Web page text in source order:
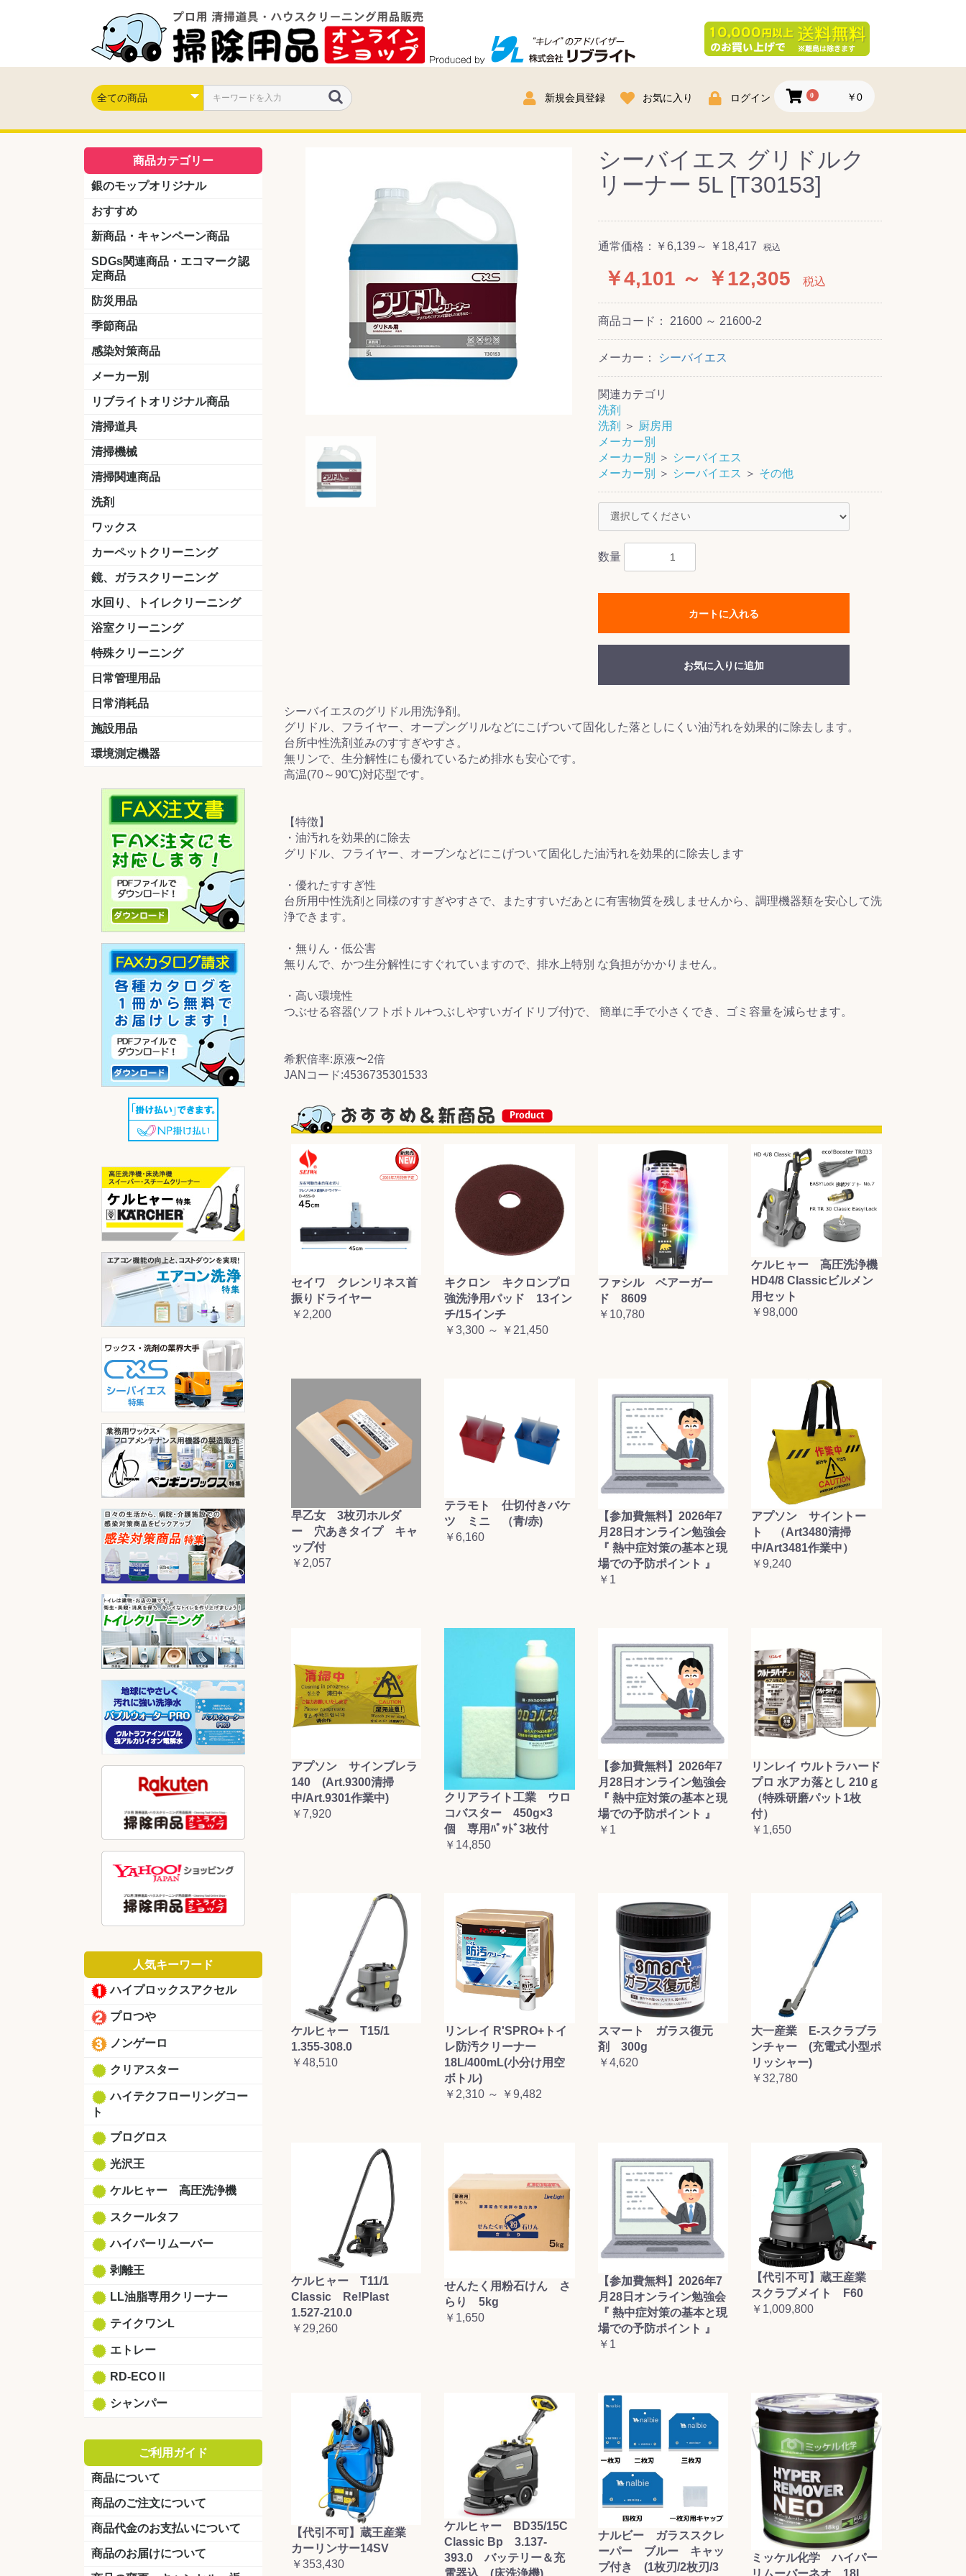
新規会員登録 お気に入り ログイン 0 ￥0
商品カテゴリー
銀のモップオリジナル
おすすめ
新商品・キャンペーン商品
キャンペーン商品
新製品
SDGs関連商品・エコマーク認
定商品
防災用品
季節商品
感染対策商品
おう吐物
除菌洗剤
うがい薬
マスク
手洗い石鹸
手指消毒
手袋
メーカー別
クオリティ
ニイタカ
シーバイエス
リンレイ
ペンギンワックス
横浜油脂工業
ミッケル化学（旧：スイショウ
ユシロ化学
コニシ
つやげん
ダイカ商事
スリーエムジャパン
山崎産業
テラモト
セイワ
エトレー
ラバーメイド
ジャパックス
日本サニパック
ケルヒャー
マキタ
ショーワグローブ
花王
サラヤ
アルボース
コスケム
ミヤキ
紺商
信徳ポミー
リブライトオリジナル商品
LLオレンジクリーナー
LL油脂専用クリーナー
LLワックスモップ
LL-21
マーベラスiL
清掃道具
ほうき
ちりとり
モップ及び関連品 ワンタッチ式モップ
水切りドライヤー
その他アタッチメント
(ワンタッチ式用)
モップ ワックス塗布
ハードフロア用ダストモップ
テラモト
その他
清掃機械
掃除機
ドライバキューム
アップライトバキューム
コードレスタイプ
高圧洗浄機
吸水機
カーペット用マシン
送風機
ポリッシャー スタンダード
ハンディポリッシャー
ポリッシャー・自動床洗浄機用
掃除機用紙パック
その他
清掃関連商品
ダストカート
台車
移動式バレット
脚立
モップハンガー
サインボード
光沢計
カーペット汚染度計
洗剤
床用表面洗浄剤
ハクリ剤
厨房用
工場用
石材用
サビ用
木材用
タイル用
外壁用
壁面用
手あか用
病院用
除菌用
ワックス
樹脂ワックス
半樹脂ワックス
フローリング用
病院用ワックス
中性ワックス
石材用
木床用
その他
カーペットクリーニング
洗剤
ブラシ
パット
その他
鏡、ガラスクリーニング
ガラスワイパー
シャンパー(ウオッシャー)
ガラススクイジー
ケレン
ツールホルダー
洗剤 うろこ取り
天井・高所作業
水回り、トイレクリーニング
洗剤
尿石除去剤
水アカ除去剤
排水管つまり除去剤
消臭・防臭剤
道具
浴室クリーニング
洗剤
道具
特殊クリーニング
石材
エアコン
外壁
その他
日常管理用品
クリーナー
洗濯用洗剤
油汚れ落とし
サビ取り剤
タバコ専用消臭
日常消耗品
トイレットペーパー
ペーパータオル
便座除菌クリーナー
ポリ袋
施設用品
マット・他
ベンチ
灰皿
傘立
くず入れ
環境測定機器
人気キーワード
ハイプロックスアクセル
プロつや
ノンゲーロ
クリアスター
ハイテクフローリングコー
ト
プログロス
光沢王
ケルヒャー 高圧洗浄機
スクールタフ
ハイパーリムーバー
剥離王
LL油脂専用クリーナー
テイクワンL
エトレー
RD-ECOⅡ
シャンパー
ご利用ガイド
商品について
商品のご注文について
商品代金のお支払いについて
商品のお届けについて
シーバイエス グリドルク
リーナー 5L [T30153]
通常価格： ￥6,139～ ￥18,417 税込
￥4,101 ～ ￥12,305 税込
商品コード： 21600 ～ 21600-2
メーカー： シーバイエス
関連カテゴリ
洗剤
洗剤
＞ 厨房用
メーカー別
メーカー別
＞ シーバイエス
メーカー別
＞ シーバイエス ＞ その他
数量
カートに入れる
お気に入りに追加
シーバイエスのグリドル用洗浄剤。
グリドル、フライヤー、オープングリルなどにこげついて固化した落としにくい油汚れを効果的に除去します。
台所中性洗剤並みのすすぎやすさ。
無リンで、生分解性にも優れているため排水も安心です。
高温(70～90℃)対応型です。
【特徴】
・油汚れを効果的に除去
グリドル、フライヤー、オーブンなどにこげついて固化した油汚れを効果的に除去します
・優れたすすぎ性
台所用中性洗剤と同様のすすぎやすさで、またすすいだあとに有害物質を残しませんから、調理機器類を安心して洗
浄できます。
・無りん・低公害
無りんで、かつ生分解性にすぐれていますので、排水上特別 な負担がかかりません。
・高い環境性
つぶせる容器(ソフトボトル+つぶしやすいガイドリブ付)で、 簡単に手で小さくでき、ゴミ容量を減らせます。
希釈倍率:原液〜2倍
JANコード:4536735301533
セイワ クレンリネス首
振りドライヤー
￥2,200
キクロン キクロンプロ
強洗浄用パッド 13イン
チ/15インチ
￥3,300 ～ ￥21,450
ファシル ベアーガー
ド 8609
￥10,780
ケルヒャー 高圧洗浄機
HD4/8 Classicビルメン
用セット
￥98,000
早乙女 3枚刃ホルダ
ー 穴あきタイプ キャ
ップ付
￥2,057
テラモト 仕切付きバケ
ツ ミニ （青/赤)
￥6,160
【参加費無料】2026年7
月28日オンライン勉強会
『 熱中症対策の基本と現
場での予防ポイント 』
￥1
アプソン サイントー
ト （Art3480清掃
中/Art3481作業中）
￥9,240
アプソン サインブレラ
140 (Art.9300清掃
中/Art.9301作業中)
￥7,920
クリアライト工業 ウロ
コバスター 450g×3
個 専用ﾊﾟｯﾄﾞ3枚付
￥14,850
【参加費無料】2026年7
月28日オンライン勉強会
『 熱中症対策の基本と現
場での予防ポイント 』
￥1
リンレイ ウルトラハード
プロ 水アカ落とし 210ｇ
（特殊研磨パット1枚
付）
￥1,650
ケルヒャー T15/1
1.355-308.0
￥48,510
リンレイ R'SPRO+トイ
レ防汚クリーナー
18L/400mL(小分け用空
ボトル)
￥2,310 ～ ￥9,482
スマート ガラス復元
剤 300g
￥4,620
大一産業 E-スクラブラ
ンチャー (充電式小型ポ
リッシャー)
￥32,780
ケルヒャー T11/1
Classic Re!Plast
1.527-210.0
￥29,260
せんたく用粉石けん さ
らり 5kg
￥1,650
【参加費無料】2026年7
月28日オンライン勉強会
『 熱中症対策の基本と現
場での予防ポイント 』
￥1
【代引不可】蔵王産業
スクラブメイト F60
￥1,009,800
【代引不可】蔵王産業
カーリンサー14SV
￥353,430
ケルヒャー BD35/15C
Classic Bp 3.137-
393.0 バッテリー＆充
電器込 (床洗浄機)
ナルビー ガラススクレ
ーパー ブルー キャッ
プ付き (1枚刃/2枚刃/3
ミッケル化学 ハイパー
リムーバーネオ 18L